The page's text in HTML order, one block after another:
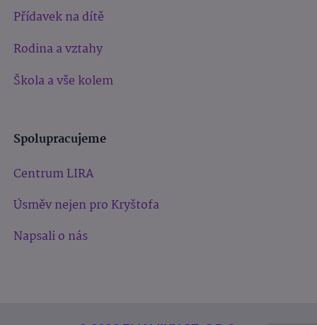
Přídavek na dítě
Rodina a vztahy
Škola a vše kolem
Spolupracujeme
Centrum LIRA
Úsměv nejen pro Kryštofa
Napsali o nás